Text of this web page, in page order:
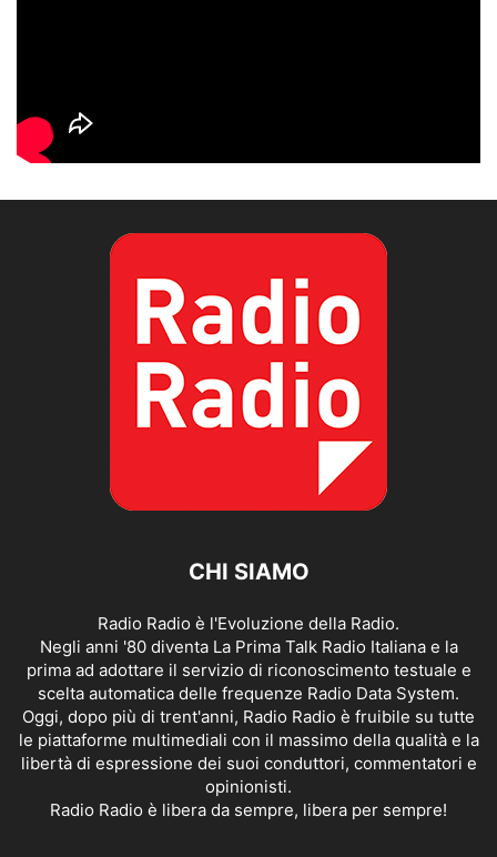
CHI SIAMO
Radio Radio è l'Evoluzione della Radio.
Negli anni '80 diventa La Prima Talk Radio Italiana e la
prima ad adottare il servizio di riconoscimento testuale e
scelta automatica delle frequenze Radio Data System.
Oggi, dopo più di trent'anni, Radio Radio è fruibile su tutte
le piattaforme multimediali con il massimo della qualità e la
libertà di espressione dei suoi conduttori, commentatori e
opinionisti.
Radio Radio è libera da sempre, libera per sempre!